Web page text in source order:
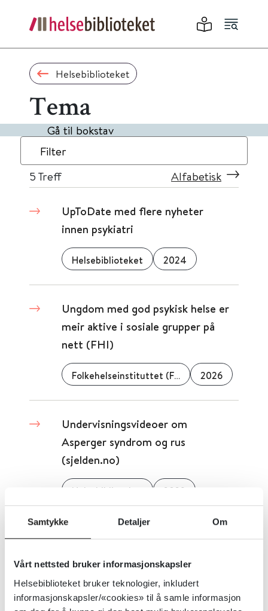
Samtykke Detaljer Om
Vårt nettsted bruker informasjonskapsler
Helsebiblioteket bruker teknologier, inkludert
informasjonskapsler/«cookies» til å samle informasjon
Helsebiblioteket
Tema
Gå til bokstav
Filter
5 Treff Alfabetisk
UpToDate med flere nyheter
innen psykiatri
Helsebiblioteket 2024
Ungdom med god psykisk helse er
meir aktive i sosiale grupper på
nett (FHI)
Folkehelseinstituttet (FHI) 2026
Undervisningsvideoer om
Asperger syndrom og rus
(sjelden.no)
Helsebiblioteket 2023
Ukulturen i teorispesifikk
seleksjon og behandling (Tidsskrift
Tidsskrift for Norsk psykologforening 2024